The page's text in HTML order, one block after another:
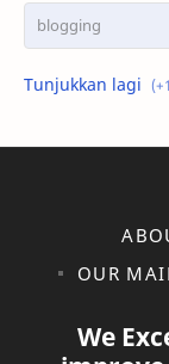
blogging
shopee
OUR
We